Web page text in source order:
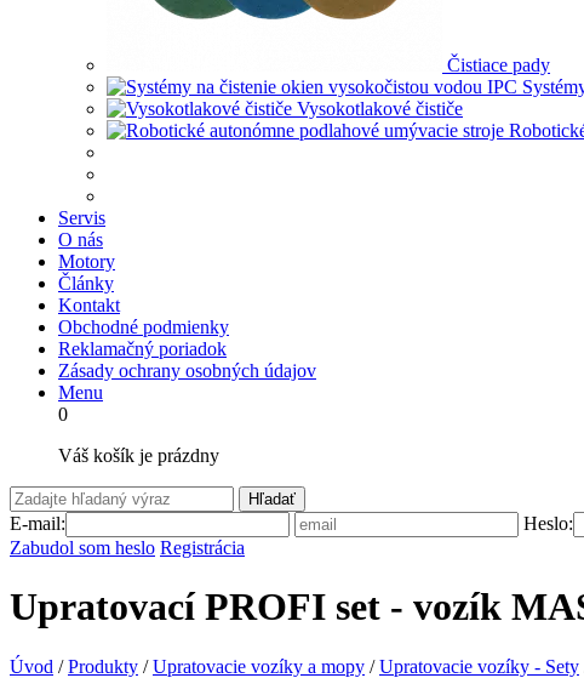
Čistiace pady
Vysokotlakové čističe
Servis
O nás
Motory
Články
Kontakt
Obchodné podmienky
Reklamačný poriadok
Zásady ochrany osobných údajov
Menu
0
Váš košík je prázdny
Hľadať
E-mail: Heslo:
Zabudol som heslo Registrácia
Upratovací PROFI set - vozík
Úvod / Produkty / Upratovacie vozíky a mopy / Upratovacie vozíky - Sety